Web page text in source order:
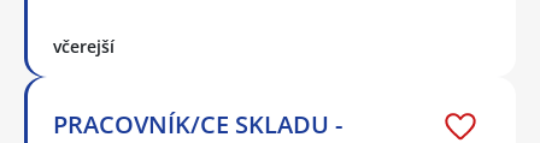
včerejší
PRACOVNÍK/CE SKLADU -